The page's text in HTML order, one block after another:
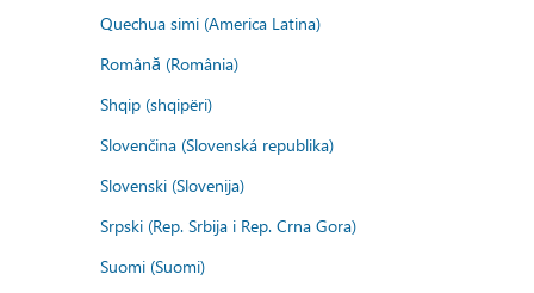
Quechua simi (America Latina)
Română (România)
Shqip (shqipëri)
Slovenčina (Slovenská republika)
Slovenski (Slovenija)
Srpski (Rep. Srbija i Rep. Crna Gora)
Suomi (Suomi)